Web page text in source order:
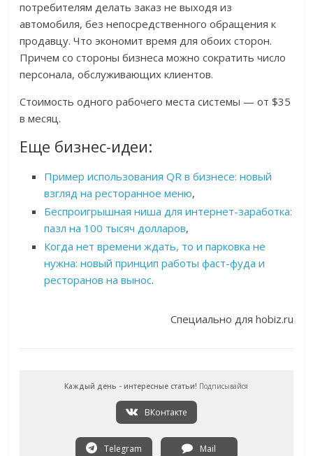
потребителям делать заказ не выходя из
автомобиля, без непосредственного обращения к
продавцу. Что экономит время для обоих сторон.
Причем со стороны бизнеса можно сократить число
персонала, обслуживающих клиентов.
Стоимость одного рабочего места системы — от $35
в месяц.
Еще бизнес-идеи:
Пример использования QR в бизнесе: новый
взгляд на ресторанное меню,
Беспроигрышная ниша для интернет-заработка:
пазл на 100 тысяч долларов,
Когда нет времени ждать, то и парковка не
нужна: новый принцип работы фаст-фуда и
ресторанов на вынос.
Специально для hobiz.ru
Каждый день - интересные статьи! Подписывайся
ВКонтакте
Telegram Mail